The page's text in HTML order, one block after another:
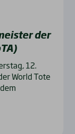
der
12.
World Tote